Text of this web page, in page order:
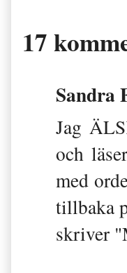
17
Sandra
Jag
och
med
tillbaka
skriver